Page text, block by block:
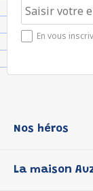
En vous
Nos héros
P'tit Loup
La maison